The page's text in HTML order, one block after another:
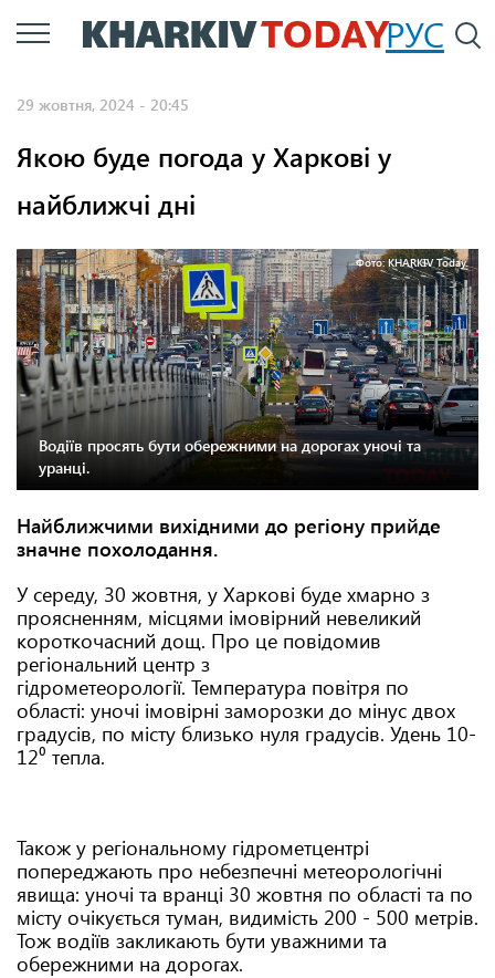
Перейти
до
РУС
29 жовтня, 2024 - 20:45
Якою буде погода у Харкові у
найближчі дні
Фото: KHARKIV Today.
Водіїв просять бути обережними на дорогах уночі та
уранці.
Найближчими вихідними до регіону прийде
значне похолодання.
У середу, 30 жовтня, у Харкові буде хмарно з
проясненням, місцями імовірний невеликий
короткочасний дощ. Про це повідомив
регіональний центр з
гідрометеорології. Температура повітря по
області: уночі імовірні заморозки до мінус двох
градусів, по місту близько нуля градусів. Удень 10-
12⁰ тепла.
Також у регіональному гідрометцентрі
попереджають про небезпечні метеорологічні
явища: уночі та вранці 30 жовтня по області та по
місту очікується туман, видимість 200 - 500 метрів.
Тож водіїв закликають бути уважними та
обережними на дорогах.